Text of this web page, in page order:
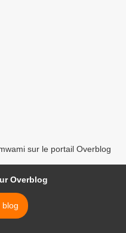
sur le portail Overblog
Overblog
blog